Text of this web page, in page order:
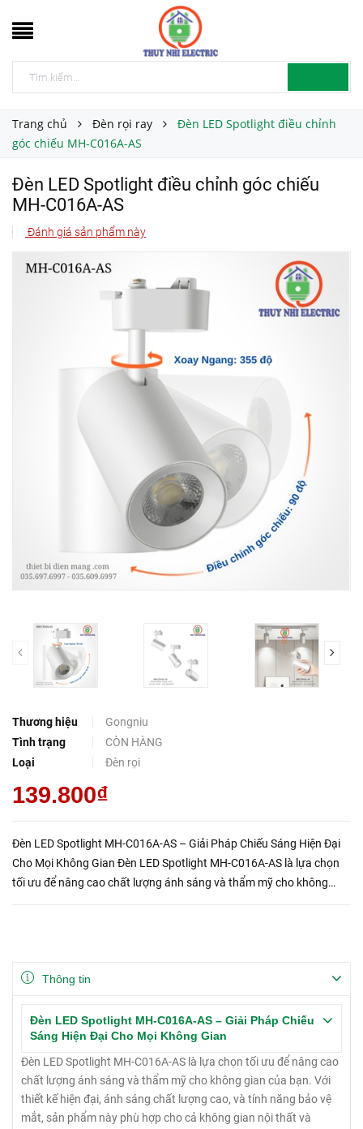
Trang chủ Đèn rọi ray
Đèn LED Spotlight điều chỉnh
góc chiếu MH-C016A-AS
Đèn LED Spotlight điều chỉnh góc chiếu
MH-C016A-AS
Đánh giá sản phẩm này
prev
Thương hiệu
Gongniu
Tình trạng
CÒN HÀNG
Loại
Đèn rọi
139.800₫
Đèn LED Spotlight MH-C016A-AS – Giải Pháp Chiếu Sáng Hiện Đại
Cho Mọi Không Gian Đèn LED Spotlight MH-C016A-AS là lựa chọn
tối ưu để nâng cao chất lượng ánh sáng và thẩm mỹ cho không
Thông tin
Đèn LED Spotlight MH-C016A-AS – Giải Pháp Chiếu
Sáng Hiện Đại Cho Mọi Không Gian
Đèn LED Spotlight MH-C016A-AS là lựa chọn tối ưu để nâng cao
chất lượng ánh sáng và thẩm mỹ cho không gian của bạn. Với
thiết kế hiện đại, ánh sáng chất lượng cao, và tính năng bảo vệ
mắt, sản phẩm này phù hợp cho cả không gian nội thất và